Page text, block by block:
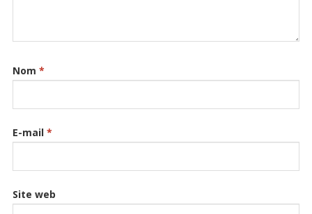
Nom *
E-mail *
Site web